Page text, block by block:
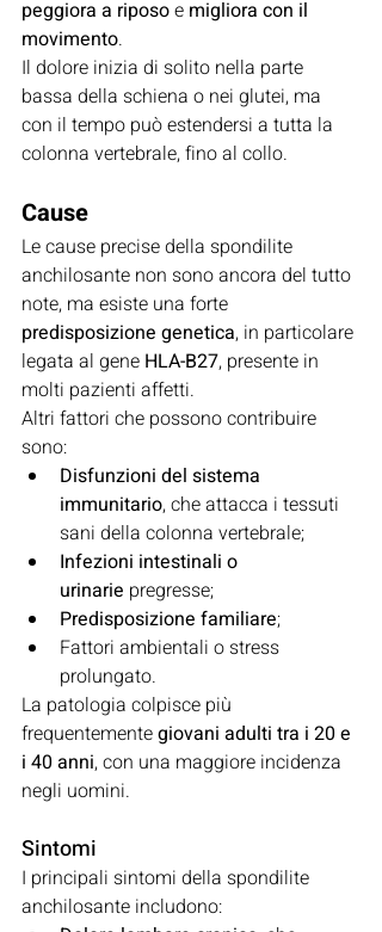
peggiora a riposo e migliora con il
movimento.
Il dolore inizia di solito nella parte
bassa della schiena o nei glutei, ma
con il tempo può estendersi a tutta la
colonna vertebrale, fino al collo.
Cause
Le cause precise della spondilite
anchilosante non sono ancora del tutto
note, ma esiste una forte
predisposizione genetica, in particolare
legata al gene HLA-B27, presente in
molti pazienti affetti.
Altri fattori che possono contribuire
sono:
Disfunzioni del sistema
immunitario, che attacca i tessuti
sani della colonna vertebrale;
Infezioni intestinali o
urinarie pregresse;
Predisposizione familiare;
Fattori ambientali o stress
prolungato.
La patologia colpisce più
frequentemente giovani adulti tra i 20 e
i 40 anni, con una maggiore incidenza
negli uomini.
Sintomi
I principali sintomi della spondilite
anchilosante includono: